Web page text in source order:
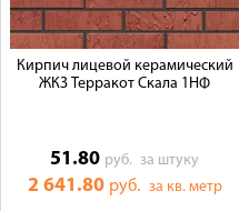
Кирпич лицевой керамический
ЖКЗ Терракот Скала 1НФ
51.80 руб.за штуку
2 641.80 руб. за кв. метр